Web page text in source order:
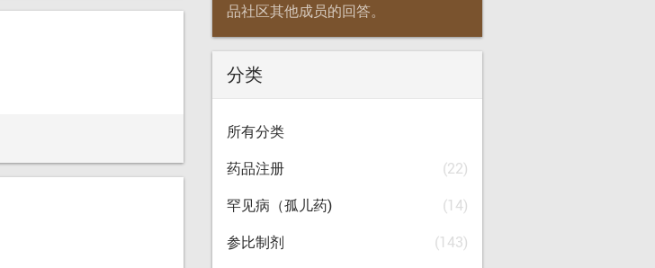
品社区其他成员的回答。
分类
所有分类
药品注册
(22)
罕见病（孤儿药)
(14)
参比制剂
(143)